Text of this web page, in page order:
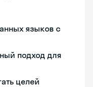
языков с
подход для
целей